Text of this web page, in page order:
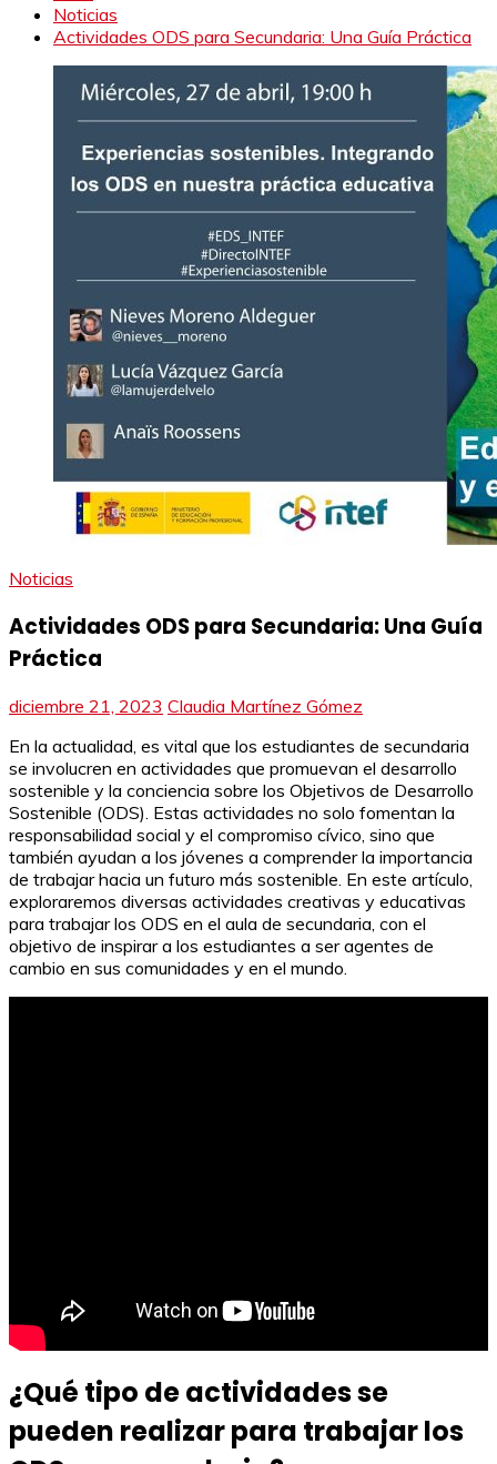
Noticias
Actividades ODS para Secundaria: Una Guía Práctica
Noticias
Actividades ODS para Secundaria: Una Guía
Práctica
diciembre 21, 2023 Claudia Martínez Gómez
En la actualidad, es vital que los estudiantes de secundaria
se involucren en actividades que promuevan el desarrollo
sostenible y la conciencia sobre los Objetivos de Desarrollo
Sostenible (ODS). Estas actividades no solo fomentan la
responsabilidad social y el compromiso cívico, sino que
también ayudan a los jóvenes a comprender la importancia
de trabajar hacia un futuro más sostenible. En este artículo,
exploraremos diversas actividades creativas y educativas
para trabajar los ODS en el aula de secundaria, con el
objetivo de inspirar a los estudiantes a ser agentes de
cambio en sus comunidades y en el mundo.
¿Qué tipo de actividades se
pueden realizar para trabajar los